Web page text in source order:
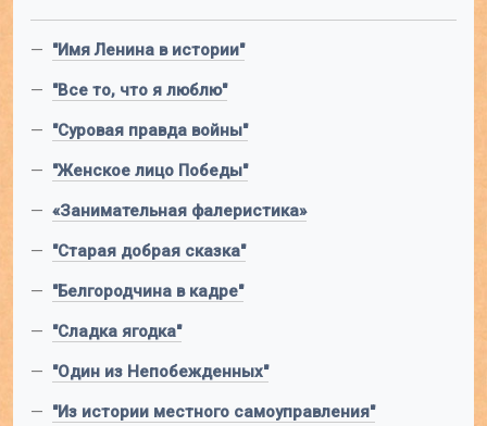
— "Имя Ленина в истории"
— "Все то, что я люблю"
— "Суровая правда войны"
— "Женское лицо Победы"
— «Занимательная фалеристика»
— "Старая добрая сказка"
— "Белгородчина в кадре"
— "Сладка ягодка"
— "Один из Непобежденных"
— "Из истории местного самоуправления"